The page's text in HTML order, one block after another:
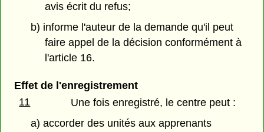
avis écrit du refus;
b) informe l'auteur de la demande qu'il peut
faire appel de la décision conformément à
l'article 16.
Effet de l'enregistrement
11
Une fois enregistré, le centre peut :
a) accorder des unités aux apprenants